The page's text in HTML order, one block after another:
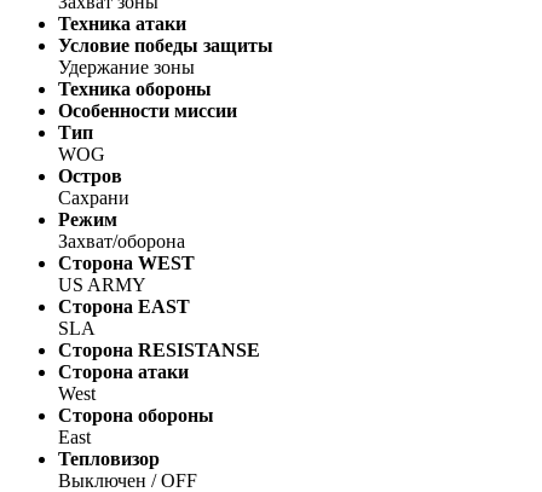
Техника атаки
Условие победы защиты
Удержание зоны
Техника обороны
Особенности миссии
Тип
WOG
Остров
Сахрани
Режим
Захват/оборона
Сторона WEST
US ARMY
Сторона EAST
SLA
Сторона RESISTANSE
Сторона атаки
West
Сторона обороны
East
Тепловизор
Выключен / OFF